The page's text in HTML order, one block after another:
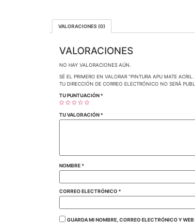
VALORACIONES (0)
VALORACIONES
NO HAY VALORACIONES AÚN.
SÉ EL PRIMERO EN VALORAR “PINTURA APU MATE
TU DIRECCIÓN DE CORREO ELECTRÓNICO NO SERÁ
TU PUNTUACIÓN *
TU VALORACIÓN *
NOMBRE *
CORREO ELECTRÓNICO *
GUARDA MI NOMBRE, CORREO ELECTRÓNICO Y